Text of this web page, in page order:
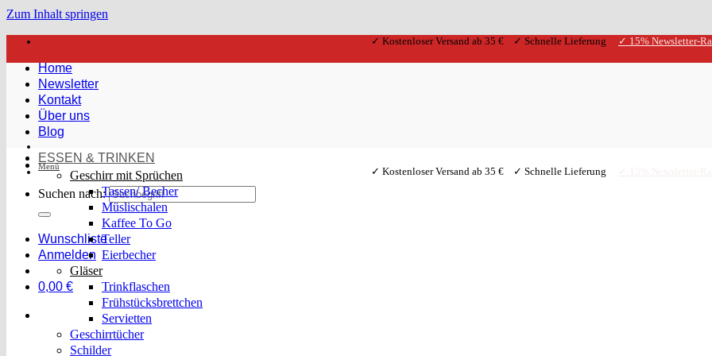
Zum Inhalt springen
✓ Kostenloser Versand ab 35 € ✓ Schnelle Lieferung ✓ 15% Newsletter-
Home
Newsletter
Kontakt
Über uns
Blog
✓ Kostenloser Versand ab 35 € ✓ Schnelle Lieferung
Menü
Suchen nach:
Wunschliste
Anmelden
0,00 €
ESSEN & TRINKEN
Geschirr mit Sprüchen
Tassen/ Becher
Müslischalen
Kaffee To Go
Teller
Eierbecher
Gläser
Trinkflaschen
Frühstücksbrettchen
Servietten
Geschirrtücher
Schilder